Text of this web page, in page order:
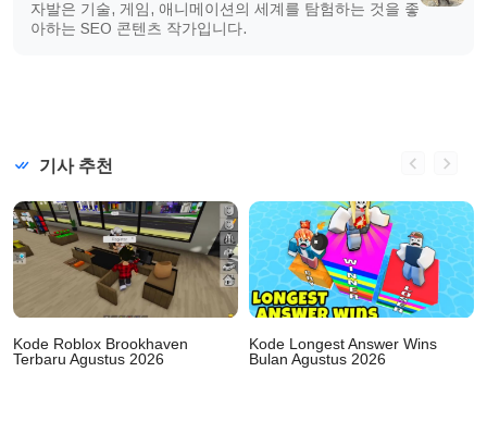
자발은 기술, 게임, 애니메이션의 세계를 탐험하는 것을 좋
아하는 SEO 콘텐츠 작가입니다.
기사 추천
Kode Roblox Brookhaven
Terbaru Agustus 2026
Kode Longest Answer Wins
Bulan Agustus 2026